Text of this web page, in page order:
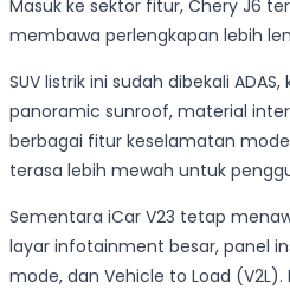
Masuk ke sektor fitur, Chery J6
membawa perlengkapan lebih
SUV listrik ini sudah dibekali
panoramic sunroof, material
berbagai fitur keselamatan
terasa lebih mewah untuk
Sementara iCar V23 tetap
layar infotainment besar, panel
mode, dan Vehicle to Load